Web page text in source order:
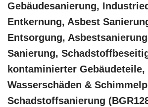
Gebäudesanierung,
Entkernung, Asbest
Entsorgung,
Sanierung,
kontaminierter Gebäudeteile,
Wasserschäden &
Schadstoffsanierung